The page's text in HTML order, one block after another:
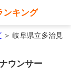
ンキング
＞ 岐阜県立多治見
ウンサー